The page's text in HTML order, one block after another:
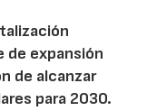
de expansión
de alcanzar
para 2030.